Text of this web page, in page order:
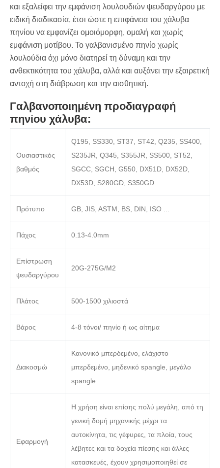
και εξαλείφει την εμφάνιση λουλουδιών ψευδαργύρου με
ειδική διαδικασία, έτσι ώστε η επιφάνεια του χάλυβα
πηνίου να εμφανίζει ομοιόμορφη, ομαλή και χωρίς
εμφάνιση μοτίβου. Το γαλβανισμένο πηνίο χωρίς
λουλούδια όχι μόνο διατηρεί τη δύναμη και την
ανθεκτικότητα του χάλυβα, αλλά και αυξάνει την εξαιρετική
αντοχή στη διάβρωση και την αισθητική.
Γαλβανοποιημένη προδιαγραφή
πηνίου χάλυβα:
Ουσιαστικός
βαθμός
Q195, SS330, ST37, ST42, Q235, SS400,
S235JR, Q345, S355JR, SS500, ST52,
SGCC, SGCH, G550, DX51D, DX52D,
DX53D, S280GD, S350GD
Πρότυπο GB, JIS, ASTM, BS, DIN, ISO ...
Πάχος 0.13-4.0mm
Επίστρωση
ψευδαργύρου
20G-275G/M2
Πλάτος 500-1500 χιλιοστά
Βάρος 4-8 τόνοι/ πηνίο ή ως αίτημα
Διακοσμώ
Κανονικό μπερδεμένο, ελάχιστο
μπερδεμένο, μηδενικό spangle, μεγάλο
spangle
Εφαρμογή
Η χρήση είναι επίσης πολύ μεγάλη, από τη
γενική δομή μηχανικής μέχρι τα
αυτοκίνητα, τις γέφυρες, τα πλοία, τους
λέβητες και τα δοχεία πίεσης και άλλες
κατασκευές, έχουν χρησιμοποιηθεί σε